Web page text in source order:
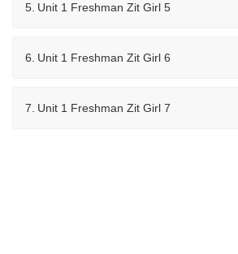
5. Unit 1 Freshman Zit Girl 5
6. Unit 1 Freshman Zit Girl 6
7. Unit 1 Freshman Zit Girl 7